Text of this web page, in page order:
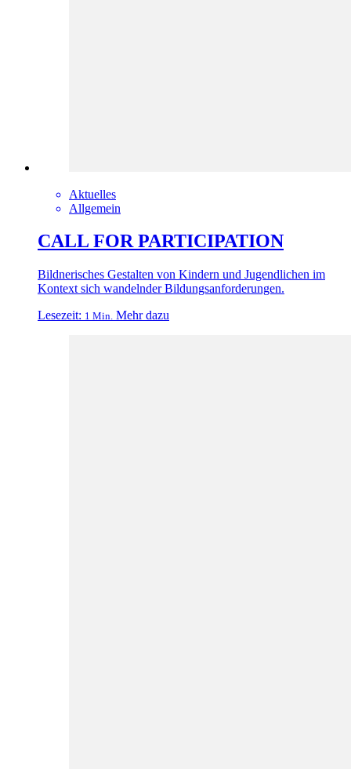
Aktuelles
Allgemein
CALL FOR PARTICIPATION
Bildnerisches Gestalten von Kindern und Jugendlichen im
Kontext sich wandelnder Bildungsanforderungen.
Lesezeit: 1 Min. Mehr dazu